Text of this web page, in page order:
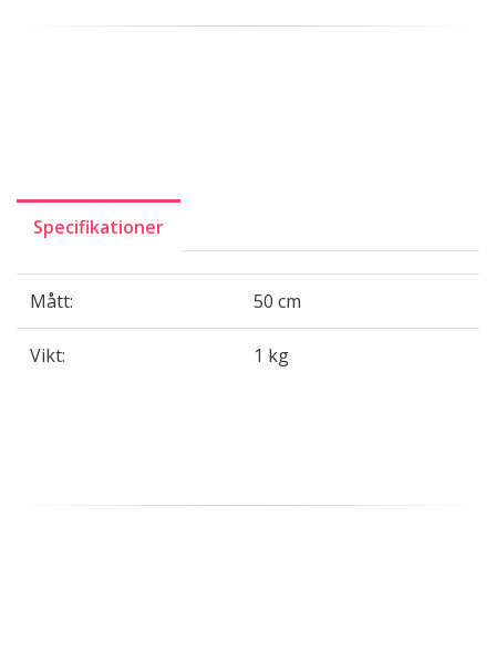
Specifikationer
Mått: 50 cm
Vikt: 1 kg